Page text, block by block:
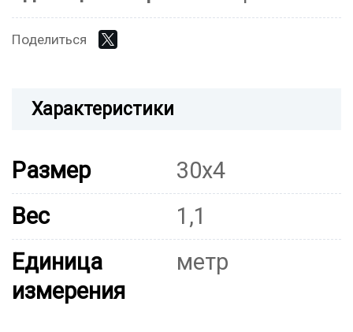
Поделиться
Характеристики
Размер
30х4
Вес
1,1
Единица
измерения
метр